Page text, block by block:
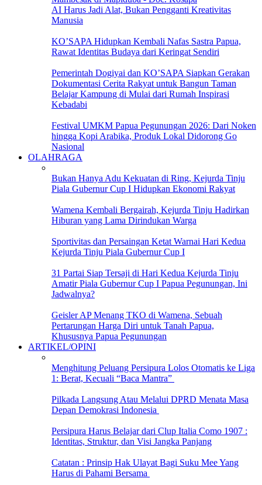
AI Harus Jadi Alat, Bukan Pengganti Kreativitas
Manusia
KO’SAPA Hidupkan Kembali Nafas Sastra Papua,
Rawat Identitas Budaya dari Keringat Sendiri
Pemerintah Dogiyai dan KO’SAPA Siapkan Gerakan
Dokumentasi Cerita Rakyat untuk Bangun Taman
Belajar Kampung di Mulai dari Rumah Inspirasi
Kebadabi
Festival UMKM Papua Pegunungan 2026: Dari Noken
hingga Kopi Arabika, Produk Lokal Didorong Go
Nasional
OLAHRAGA
Bukan Hanya Adu Kekuatan di Ring, Kejurda Tinju
Piala Gubernur Cup I Hidupkan Ekonomi Rakyat
Wamena Kembali Bergairah, Kejurda Tinju Hadirkan
Hiburan yang Lama Dirindukan Warga
Sportivitas dan Persaingan Ketat Warnai Hari Kedua
Kejurda Tinju Piala Gubernur Cup I
31 Partai Siap Tersaji di Hari Kedua Kejurda Tinju
Amatir Piala Gubernur Cup I Papua Pegunungan, Ini
Jadwalnya?
Geisler AP Menang TKO di Wamena, Sebuah
Pertarungan Harga Diri untuk Tanah Papua,
Khususnya Papua Pegunungan
ARTIKEL/OPINI
Menghitung Peluang Persipura Lolos Otomatis ke Liga
1: Berat, Kecuali “Baca Mantra”
Pilkada Langsung Atau Melalui DPRD Menata Masa
Depan Demokrasi Indonesia
Persipura Harus Belajar dari Clup Italia Como 1907 :
Identitas, Struktur, dan Visi Jangka Panjang
Catatan : Prinsip Hak Ulayat Bagi Suku Mee Yang
Harus di Pahami Bersama